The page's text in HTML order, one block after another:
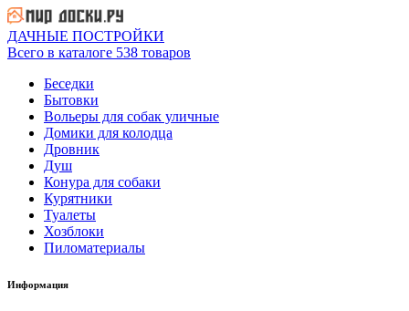
ДАЧНЫЕ ПОСТРОЙКИ
Всего в каталоге 538 товаров
Беседки
Бытовки
Вольеры для собак уличные
Домики для колодца
Дровник
Душ
Конура для собаки
Курятники
Туалеты
Хозблоки
Пиломатериалы
Информация